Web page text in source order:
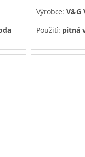
z
hvězdiček.
Výrobce:V&G
Použití: pitná